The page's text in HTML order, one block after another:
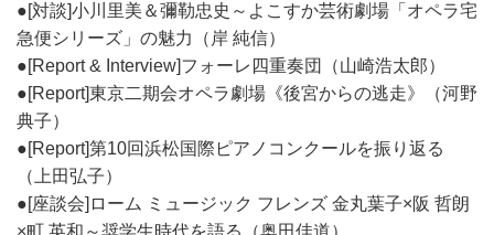
●[対談]小川里美＆彌勒忠史～よこすか芸術劇場「オペラ宅
急便シリーズ」の魅力（岸 純信）
●[Report & Interview]フォーレ四重奏団（山崎浩太郎）
●[Report]東京二期会オペラ劇場《後宮からの逃走》（河野
典子）
●[Report]第10回浜松国際ピアノコンクールを振り返る
（上田弘子）
●[座談会]ローム ミュージック フレンズ 金丸葉子×阪 哲朗
×町 英和～奨学生時代を語る（奥田佳道）